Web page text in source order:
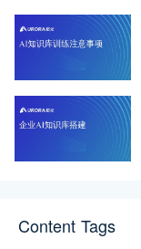
Content Tags